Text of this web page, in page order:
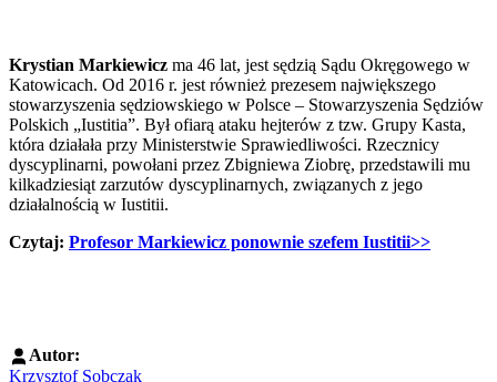
Krystian Markiewicz ma 46 lat, jest sędzią Sądu Okręgowego w
Katowicach. Od 2016 r. jest również prezesem największego
stowarzyszenia sędziowskiego w Polsce – Stowarzyszenia Sędziów
Polskich „Iustitia”. Był ofiarą ataku hejterów z tzw. Grupy Kasta,
która działała przy Ministerstwie Sprawiedliwości. Rzecznicy
dyscyplinarni, powołani przez Zbigniewa Ziobrę, przedstawili mu
kilkadziesiąt zarzutów dyscyplinarnych, związanych z jego
działalnością w Iustitii.
Czytaj: ​ Profesor Markiewicz ponownie szefem Iustitii>>
Autor:
Krzysztof Sobczak